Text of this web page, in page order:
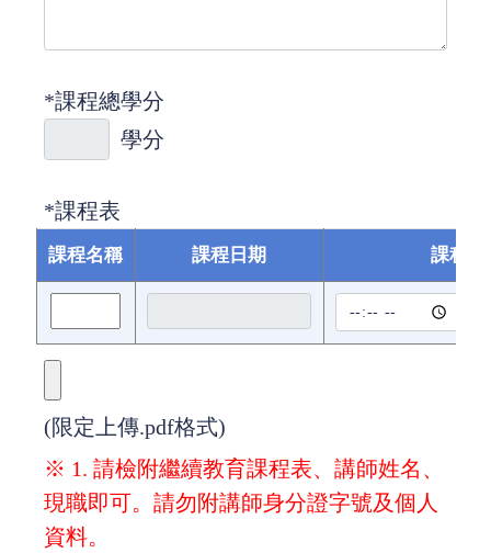
*課程總學分
學分
*課程表
課程名稱 課程日期 課程時
(限定上傳.pdf格式)
※ 1. 請檢附繼續教育課程表、講師姓名、
現職即可。請勿附講師身分證字號及個人
資料。